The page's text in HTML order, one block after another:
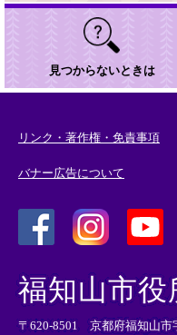
見つからないときは
リンク・著作権・免責事項
バナー広告について
外
部
リ
ン
外
リ
ン
外
部
ン
福知山市役
〒620-8501 京都府福知山市